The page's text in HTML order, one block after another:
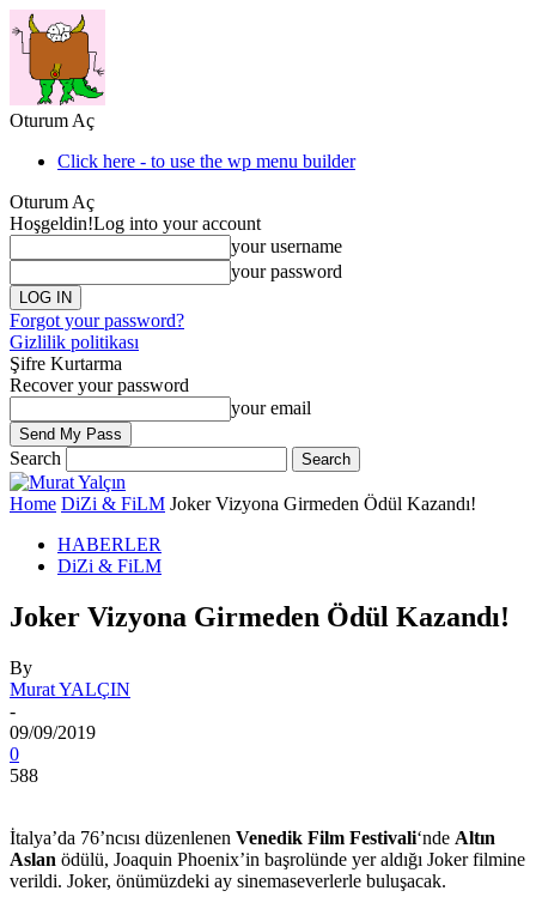
Oturum Aç
Click here - to use the wp menu builder
Oturum Aç
Hoşgeldin!Log into your account
your username
your password
Forgot your password?
Gizlilik politikası
Şifre Kurtarma
Recover your password
your email
Search
Home DiZi & FiLM Joker Vizyona Girmeden Ödül Kazandı!
HABERLER
DiZi & FiLM
Joker Vizyona Girmeden Ödül Kazandı!
By
Murat YALÇIN
-
09/09/2019
0
588
İtalya’da 76’ncısı düzenlenen Venedik Film Festivali‘nde Altın
Aslan ödülü, Joaquin Phoenix’in başrolünde yer aldığı Joker filmine
verildi. Joker, önümüzdeki ay sinemaseverlerle buluşacak.